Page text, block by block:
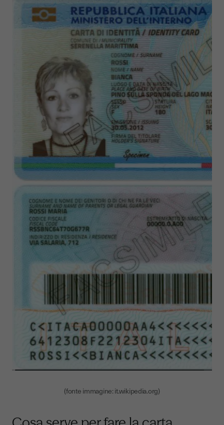
(fonte immagine: it.wikipedia.org)